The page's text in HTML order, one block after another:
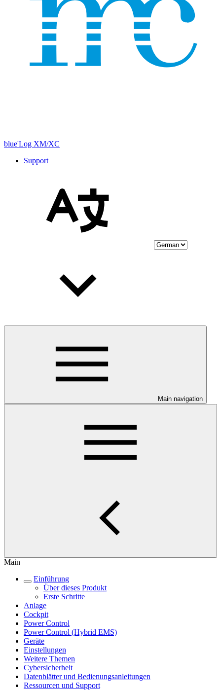
blue'Log XM/XC
Support
Main navigation
Main
Einführung
Über dieses Produkt
Erste Schritte
Anlage
Cockpit
Power Control
Power Control (Hybrid EMS)
Geräte
Einstellungen
Weitere Themen
Cybersicherheit
Datenblätter und Bedienungsanleitungen
Ressourcen und Support